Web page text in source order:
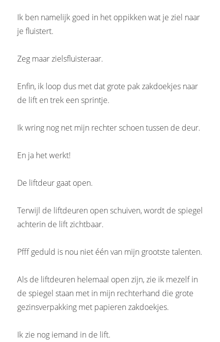
Ik ben namelijk goed in het oppikken wat je ziel naar
je fluistert.
Zeg maar zielsfluisteraar.
Enfin, ik loop dus met dat grote pak zakdoekjes naar
de lift en trek een sprintje.
Ik wring nog net mijn rechter schoen tussen de deur.
En ja het werkt!
De liftdeur gaat open.
Terwijl de liftdeuren open schuiven, wordt de spiegel
achterin de lift zichtbaar.
Pfff geduld is nou niet één van mijn grootste talenten.
Als de liftdeuren helemaal open zijn, zie ik mezelf in
de spiegel staan met in mijn rechterhand die grote
gezinsverpakking met papieren zakdoekjes.
Ik zie nog iemand in de lift.